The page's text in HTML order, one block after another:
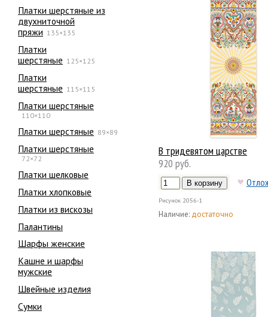
Платки шерстяные из
двухниточной
пряжи 135×135
Платки
шерстяные 125×125
Платки
шерстяные 115×115
Платки шерстяные
110×110
Платки шерстяные 89×89
Платки шерстяные
72×72
Платки шелковые
Платки хлопковые
Платки из вискозы
Палантины
Шарфы женские
Кашне и шарфы
мужские
Швейные изделия
Сумки
В тридевятом царстве
920 руб.
Рисунок 2056-1
Наличие: достаточно